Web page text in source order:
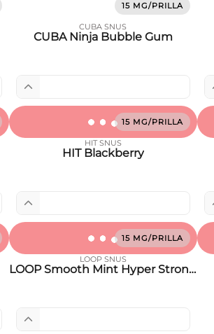
15 MG/PRILLA
CUBA SNUS
CUBA Ninja Bubble Gum
15 MG/PRILLA
HIT SNUS
HIT Blackberry
15 MG/PRILLA
LOOP SNUS
LOOP Smooth Mint Hyper Strong